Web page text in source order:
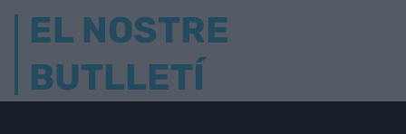
EL NOSTRE
BUTLLETÍ